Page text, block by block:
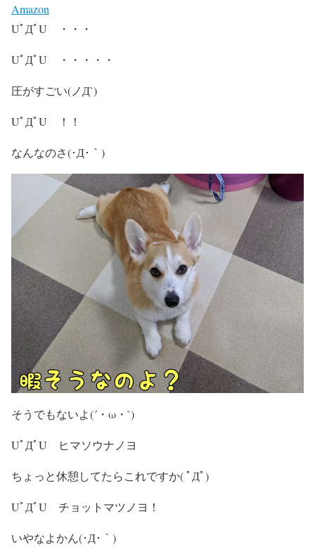
Amazon
UﾟДﾟU ・・・
UﾟДﾟU ・・・・・
圧がすごい(ノД`)
UﾟДﾟU ！！
なんなのさ(･Д･｀)
そうでもないよ(´・ω・`)
UﾟДﾟU ヒマソウナノヨ
ちょっと休憩してたらこれですか( ﾟДﾟ)
UﾟДﾟU チョットマツノヨ！
いやなよかん(･Д･｀)